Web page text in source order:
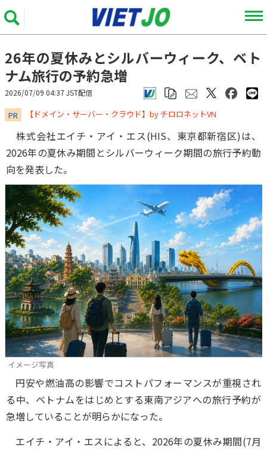
26年の夏休みとシルバーウィーク、ベト
ナム旅行の予約急増
2026/07/09 04:37 JST配信
PR ​​​​​​​【ドメイン・サーバー・クラウド】by チロロネットVN
株式会社エイチ・アイ・エス(HIS、東京都新宿区)は、
2026年の夏休み期間とシルバーウィーク期間の旅行予約動
向を発表した。
イメージ写真
円安や燃油高の影響でコストパフォーマンスが重視され
る中、ベトナムをはじめとする東南アジアへの旅行予約が
急増していることが明らかになった。
エイチ・アイ・エスによると、2026年の夏休み期間(7月